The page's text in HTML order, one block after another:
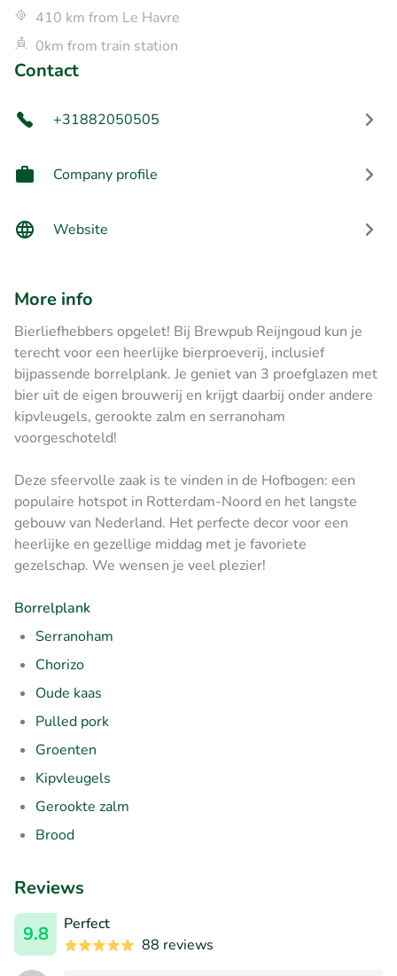
410 km from Le Havre
0km from train station
Contact
+31882050505
Company profile
Website
More info
Bierliefhebbers opgelet! Bij Brewpub Reijngoud kun je
terecht voor een heerlijke bierproeverij, inclusief
bijpassende borrelplank. Je geniet van 3 proefglazen met
bier uit de eigen brouwerij en krijgt daarbij onder andere
kipvleugels, gerookte zalm en serranoham
voorgeschoteld!
Deze sfeervolle zaak is te vinden in de Hofbogen: een
populaire hotspot in Rotterdam-Noord en het langste
gebouw van Nederland. Het perfecte decor voor een
heerlijke en gezellige middag met je favoriete
gezelschap. We wensen je veel plezier!
Borrelplank
Serranoham
Chorizo
Oude kaas
Pulled pork
Groenten
Kipvleugels
Gerookte zalm
Brood
Reviews
9.8
Perfect
88 reviews